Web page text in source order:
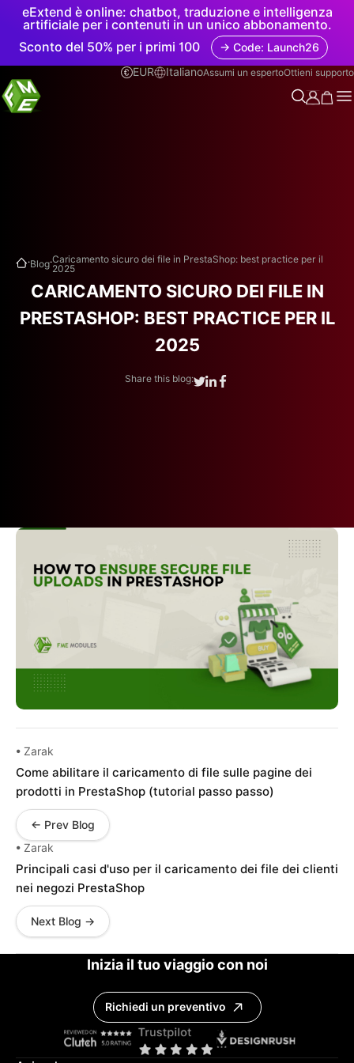
eExtend è online: chatbot, traduzione e intelligenza
artificiale per i contenuti in un unico abbonamento.
Sconto del 50% per i primi 100
→ Code: Launch26
EUR
ItalianoAssumi un espertoOttieni supporto
.Blog.Caricamento sicuro dei file in PrestaShop: best practice per il
2025
CARICAMENTO SICURO DEI FILE IN
PRESTASHOP: BEST PRACTICE PER IL
2025
Share this blog:
• Zarak
Come abilitare il caricamento di file sulle pagine dei
prodotti in PrestaShop (tutorial passo passo)
← Prev Blog
• Zarak
Principali casi d'uso per il caricamento dei file dei clienti
nei negozi PrestaShop
Next Blog →
Inizia il tuo viaggio con noi
Richiedi un preventivo